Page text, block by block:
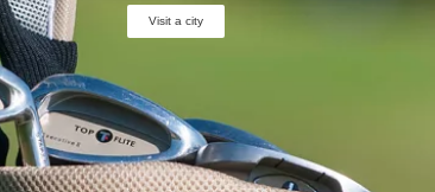
Visit a city